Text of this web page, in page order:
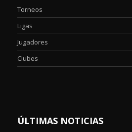
Torneos
Ligas
Jugadores
Clubes
ÚLTIMAS NOTICIAS